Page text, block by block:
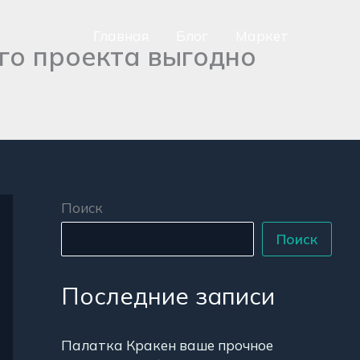
проекта выгодно
Поиск
Поиск
Последние записи
Палатка Кракен ваше прочное